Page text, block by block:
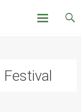
Festival